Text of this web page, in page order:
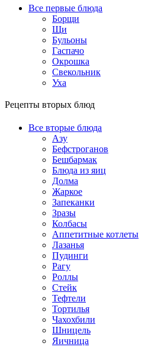
Все первые блюда
Борщи
Щи
Бульоны
Гаспачо
Окрошка
Свекольник
Уха
Рецепты вторых блюд
Все вторые блюда
Азу
Бефстроганов
Бешбармак
Блюда из яиц
Долма
Жаркое
Запеканки
Зразы
Колбасы
Аппетитные котлеты
Лазанья
Пудинги
Рагу
Роллы
Стейк
Тефтели
Тортилья
Чахохбили
Шницель
Яичница